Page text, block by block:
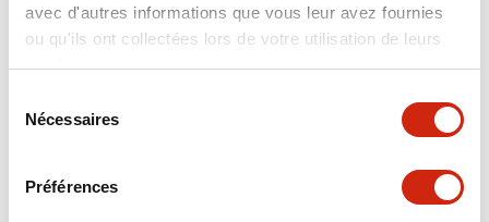
avec d'autres informations que vous leur avez fournies
ou qu'ils ont collectées lors de votre utilisation de leurs
services.
Nécessaires
Préférences
Tout développer+